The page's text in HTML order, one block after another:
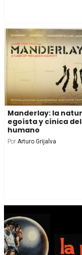
Manderlay: la
egoísta y cínica del
humano
Por Arturo Grijalva